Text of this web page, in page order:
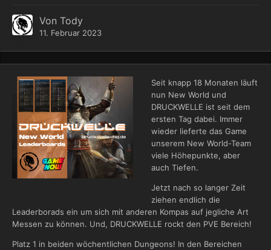
Von Tody
11. Februar 2023
Seit knapp 18 Monaten läuft
nun New World und
DRUCKWELLE ist seit dem
ersten Tag dabei. Immer
wieder lieferte das Game
unserem New World-Team
viele Höhepunkte, aber
auch Tiefen.
Jetzt nach so langer Zeit
ziehen endlich die
Leaderborads ein um sich mit anderen Kompas auf jegliche Art
Messen zu können. Und, DRUCKWELLE rockt den PVE Bereich!
Platz 1 in beiden wöchentlichen Dungeons! In den Bereichen